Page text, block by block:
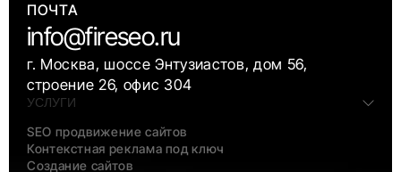
ПОЧТА
info@fireseo.ru
г. Москва, шоссе Энтузиастов, дом 56,
строение 26, офис 304
УСЛУГИ
SEO продвижение сайтов
Контекстная реклама под ключ
Создание сайтов